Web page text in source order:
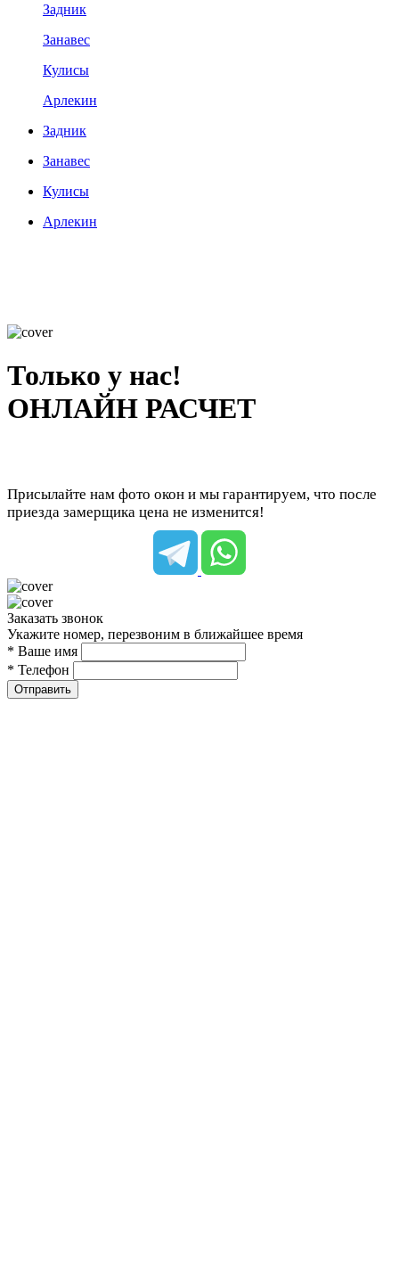
Задник
Занавес
Кулисы
Арлекин
Задник
Занавес
Кулисы
Арлекин
Только у нас!
ОНЛАЙН РАСЧЕТ
Присылайте нам фото окон и мы гарантируем, что после
приезда замерщика цена не изменится!
Заказать звонок
Укажите номер, перезвоним в ближайшее время
* Ваше имя
* Телефон
Отправить